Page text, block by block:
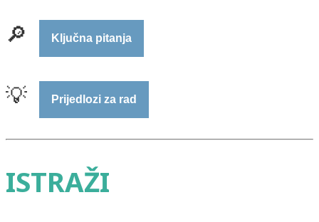
🔎 Ključna pitanja
💡 Prijedlozi za rad
ISTRAŽI